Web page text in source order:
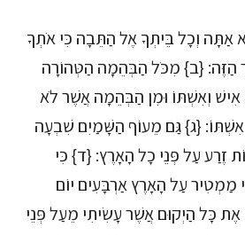
אַתָּה וְכָל בֵּיתְךָ אֶל הַתֵּבָה כִּי אֹתְךָ
הַזֶּה: {ב} מִכֹּל הַבְּהֵמָה הַטְּהוֹרָה
וְאִשְׁתּוֹ וּמִן הַבְּהֵמָה אֲשֶׁר לֹא
{ג} גַּם מֵעוֹף הַשָּׁמַיִם שִׁבְעָה
זֶרַע עַל פְּנֵי כָל הָאָרֶץ: {ד} כִּי
מַמְטִיר עַל הָאָרֶץ אַרְבָּעִים יוֹם
אֶת כָּל הַיְקוּם אֲשֶׁר עָשִׂיתִי מֵעַל פְּנֵי